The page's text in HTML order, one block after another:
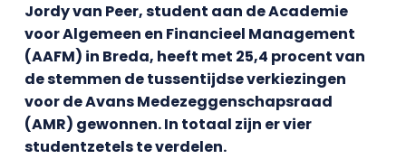
Jordy van Peer, student aan de Academie
voor Algemeen en Financieel Management
(AAFM) in Breda, heeft met 25,4 procent van
de stemmen de tussentijdse verkiezingen
voor de Avans Medezeggenschapsraad
(AMR) gewonnen. In totaal zijn er vier
studentzetels te verdelen.